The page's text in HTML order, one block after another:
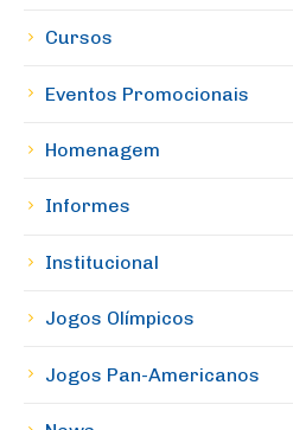
Cursos
Eventos Promocionais
Homenagem
Informes
Institucional
Jogos Olímpicos
Jogos Pan-Americanos